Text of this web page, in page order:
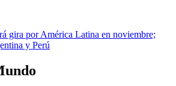
gira por América Latina en noviembre;
y Perú